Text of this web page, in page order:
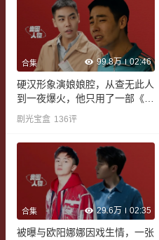
合集 99.8万 02:46
硬汉形象演娘娘腔，从查无此人
到一夜爆火，他只用了一部《主
角》
剧光宝盒 136评
合集 29.6万 02:35
被曝与欧阳娜娜因戏生情，一张